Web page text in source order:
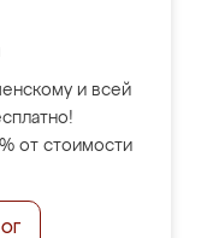
и всей
от стоимости